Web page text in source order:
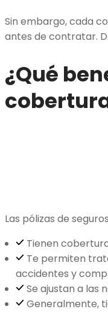
Sin embargo, cada
antes de contratar.
¿Qué
Las pólizas de
Tienen
Te permiten
accidentes y
Se ajustan a las
Generalmente,